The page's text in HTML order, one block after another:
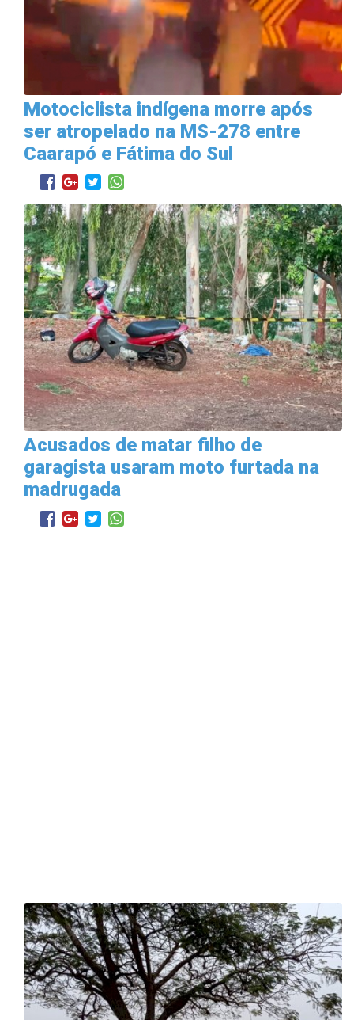
Motociclista indígena morre após
ser atropelado na MS-278 entre
Caarapó e Fátima do Sul
Acusados de matar filho de
garagista usaram moto furtada na
madrugada